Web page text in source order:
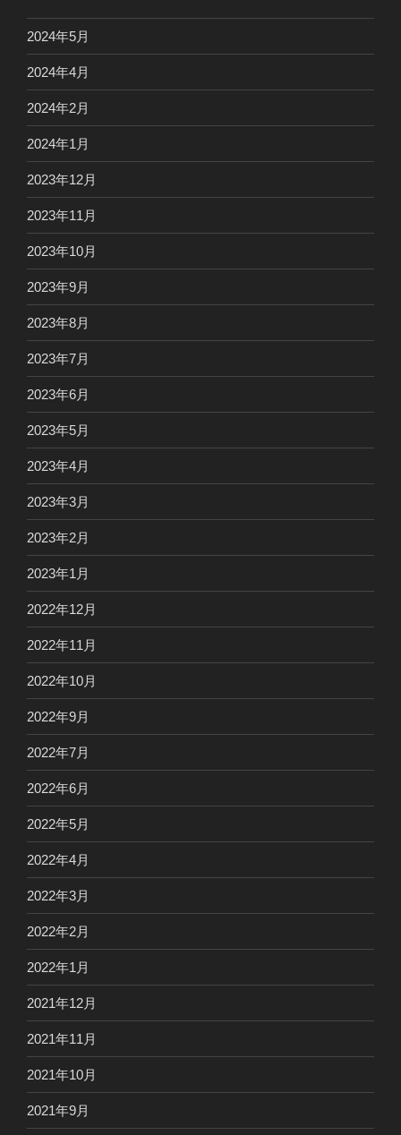
2024年5月
2024年4月
2024年2月
2024年1月
2023年12月
2023年11月
2023年10月
2023年9月
2023年8月
2023年7月
2023年6月
2023年5月
2023年4月
2023年3月
2023年2月
2023年1月
2022年12月
2022年11月
2022年10月
2022年9月
2022年7月
2022年6月
2022年5月
2022年4月
2022年3月
2022年2月
2022年1月
2021年12月
2021年11月
2021年10月
2021年9月